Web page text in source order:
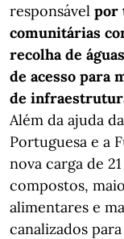
responsável por
comunitárias
recolha de
de acesso para
de
Além da ajuda
Portuguesa e a
nova carga de
compostos,
alimentares e
canalizados